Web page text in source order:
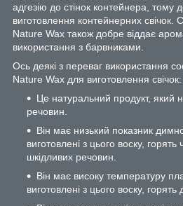
адгезію до стінок контейнера, тому
виготовлення контейнерних свічок.
Nature Wax також добре віддає
використання з барвниками.
Ось деякі з переваг використання
Nature Wax для виготовлення свічок:
Це натуральний продукт, який
речовин.
Він має низький показник
виготовлені з цього воску, горять
шкідливих речовин.
Він має високу температуру
виготовлені з цього воску, горять